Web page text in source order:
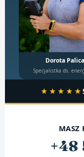
Dorota Palica
Specjalistka ds.
★★★★★
MASZ
+48